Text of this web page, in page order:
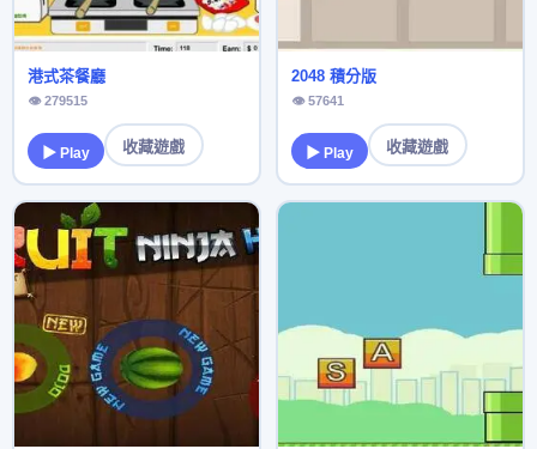
港式茶餐廳
👁 279515
▶ Play 收藏遊戲
2048 積分版
👁 57641
▶ Play 收藏遊戲